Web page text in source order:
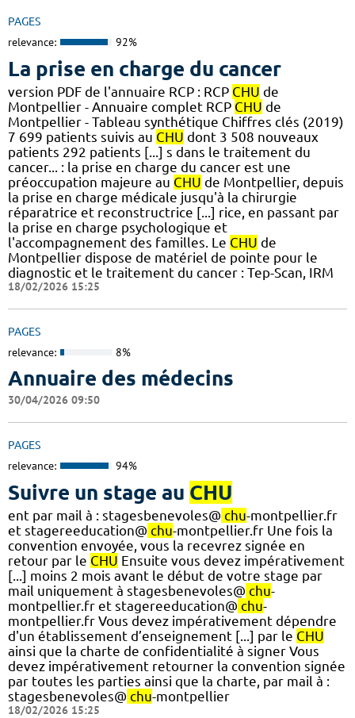
PAGES
relevance: 92%
La prise en charge du cancer
version PDF de l'annuaire RCP : RCP CHU de
Montpellier - Annuaire complet RCP CHU de
Montpellier - Tableau synthétique Chiffres clés (2019)
7 699 patients suivis au CHU dont 3 508 nouveaux
patients 292 patients [...] s dans le traitement du
cancer... : la prise en charge du cancer est une
préoccupation majeure au CHU de Montpellier, depuis
la prise en charge médicale jusqu'à la chirurgie
réparatrice et reconstructrice [...] rice, en passant par
la prise en charge psychologique et
l'accompagnement des familles. Le CHU de
Montpellier dispose de matériel de pointe pour le
diagnostic et le traitement du cancer : Tep-Scan, IRM
18/02/2026 15:25
PAGES
relevance: 8%
Annuaire des médecins
30/04/2026 09:50
PAGES
relevance: 94%
Suivre un stage au CHU
ent par mail à : stagesbenevoles@ chu-montpellier.fr
et stagereeducation@ chu-montpellier.fr Une fois la
convention envoyée, vous la recevrez signée en
retour par le CHU Ensuite vous devez impérativement
[...] moins 2 mois avant le début de votre stage par
mail uniquement à stagesbenevoles@ chu-
montpellier.fr et stagereeducation@ chu-
montpellier.fr Vous devez impérativement dépendre
d'un établissement d’enseignement [...] par le CHU
ainsi que la charte de confidentialité à signer Vous
devez impérativement retourner la convention signée
par toutes les parties ainsi que la charte, par mail à :
stagesbenevoles@ chu-montpellier
18/02/2026 15:25